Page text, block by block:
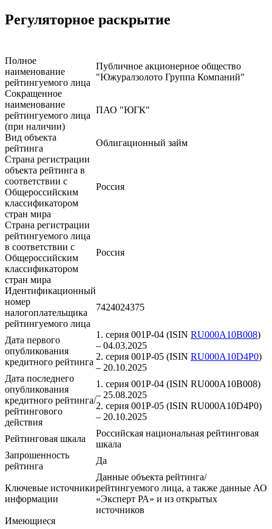
Регуляторное раскрытие
Полное
наименование
рейтингуемого лица
Публичное акционерное общество
"Южуралзолото Группа Компаний"
Сокращенное
наименование
рейтингуемого лица
(при наличии)
ПАО "ЮГК"
Вид объекта
рейтинга
Облигационный займ
Страна регистрации
объекта рейтинга в
соответствии с
Общероссийским
классификатором
стран мира
Россия
Страна регистрации
рейтингуемого лица
в соответствии с
Общероссийским
классификатором
стран мира
Россия
Идентификационный
номер
налогоплательщика
рейтингуемого лица
7424024375
Дата первого
опубликования
кредитного рейтинга
1. серия 001P-04 (ISIN RU000A10B008)
– 04.03.2025
2. серия 001P-05 (ISIN RU000A10D4P0)
– 20.10.2025
Дата последнего
опубликования
кредитного рейтинга/
рейтингового
действия
1. серия 001P-04 (ISIN RU000A10B008)
– 25.08.2025
2. серия 001P-05 (ISIN RU000A10D4P0)
– 20.10.2025
Рейтинговая шкала
Российская национальная рейтинговая
шкала
Запрошенность
рейтинга
Да
Ключевые источники
информации
Данные объекта рейтинга/
рейтингуемого лица, а также данные АО
«Эксперт РА» и из открытых
источников
Имеющиеся